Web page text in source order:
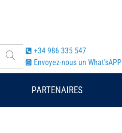
+34 986 335 547
Envoyez-nous un What'sAPP
PARTENAIRES